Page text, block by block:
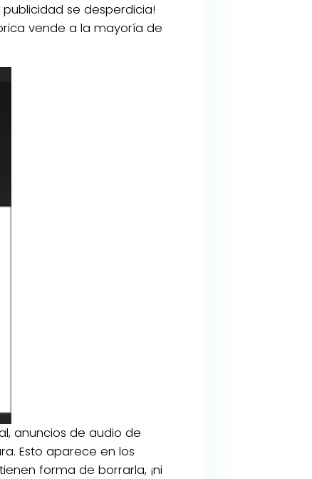
se desperdicia!
vende a la mayoría de
anuncios de audio de
Esto aparece en los
forma de borrarla, ¡ni